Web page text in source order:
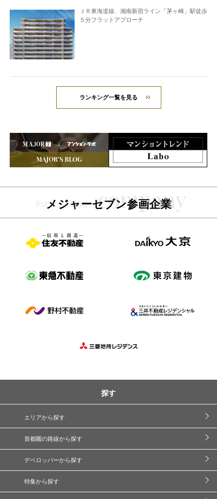
ＪＲ東海道線、湘南新宿ライン「茅ヶ崎」駅徒歩
５分フラットアプローチ
ランキング一覧を見る
メジャーセブン参画企業
探す
エリアから探す
首都圏の路線から探す
デベロッパーから探す
特集から探す